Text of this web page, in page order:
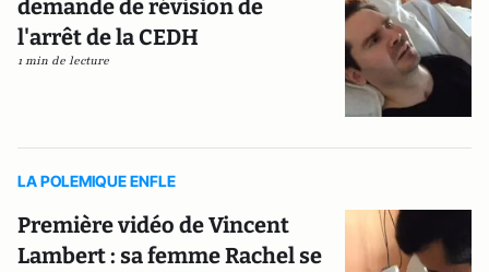
demande de révision de
l'arrêt de la CEDH
1 min de lecture
LA POLEMIQUE ENFLE
Première vidéo de Vincent
Lambert : sa femme Rachel se